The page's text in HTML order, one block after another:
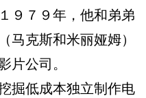
９７９年，他和弟弟
马克斯和米丽娅姆）
片公司。
低成本独立制作电